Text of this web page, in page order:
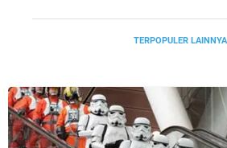
TERPOPULER LAINNYA